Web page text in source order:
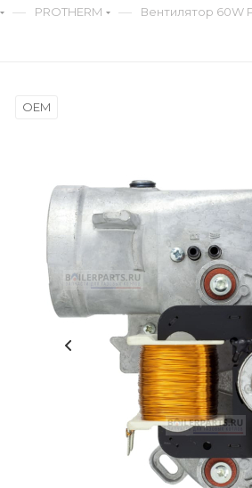
— PROTHERM — Вентилятор 60W
OEM